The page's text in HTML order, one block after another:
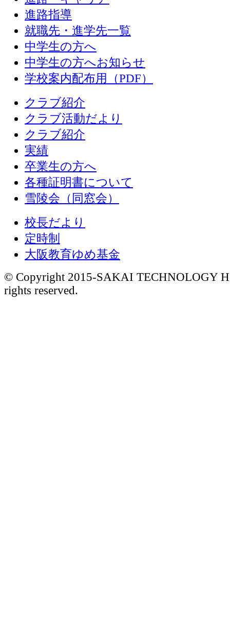
進路指導
就職先・進学先一覧
中学生の方へ
中学生の方へお知らせ
学校案内配布用（PDF）
クラブ紹介
クラブ活動だより
クラブ紹介
実績
卒業生の方へ
各種証明書について
雪陵会（同窓会）
校長だより
定時制
大阪教育ゆめ基金
© Copyright 2015-SAKAI TECHNOLOGY
rights reserved.